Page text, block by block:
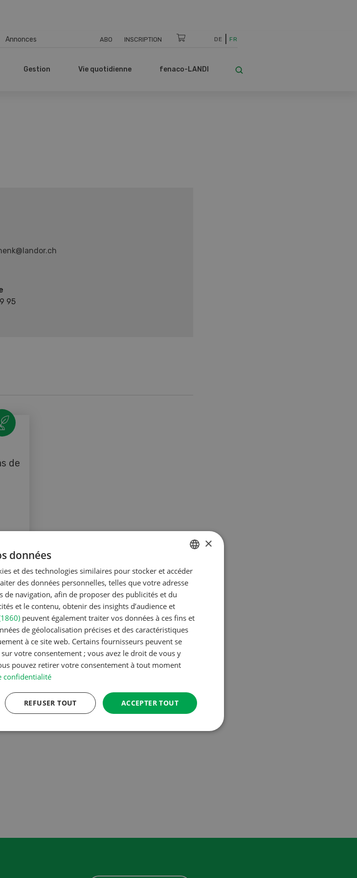
Annonces ABO INSCRIPTION DE FR
Gestion Vie quotidienne fenaco-LANDI
95
de
Production végétale
Chauler pour assurer la
récolte
Production végétale
GERMAN
FRENCH
×
données
et des technologies similaires pour stocker et accéder
des données personnelles, telles que votre adresse
de navigation, afin de proposer des publicités et du
et le contenu, obtenir des insights d’audience et
peuvent également traiter vos données à ces fins et
de géolocalisation précises et des caractéristiques
à ce site web. Certains fournisseurs peuvent se
votre consentement ; vous avez le droit de vous y
pouvez retirer votre consentement à tout moment
confidentialité
ACCEPTER TOUT
REFUSER TOUT